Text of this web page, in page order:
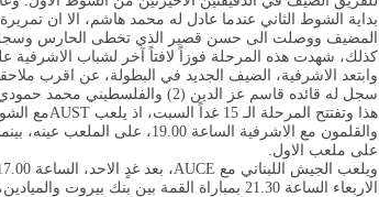
بداية الشوط الثاني عندما عادل له محمد هاشم، الا ان
المضيف ووصلت الى حسن قصير الذي تخطى الحارس وسجل
كذلك، شهدت هذه المرحلة فوزاً لافتاً آخر لشباب الاشرفية على الشويفات 5-
وابتعد الاشرفية، الضيف الجديد في البطولة، عن اقرب
سجل له قائده قاسم عز الدين (2) والفلسطيني محمد حمودي "أوسكي" (2) وابراهيم ديب.
هذا وتفتتح المرحلة الـ 15 غداً السبت، اذ يلعب
AUST
والقلمون مع الاشرفية الساعة 19.00، على الملعب عينه، بينما يلتقي
على ملعب الاول.
ويلعب الجيش اللبناني مع AUCE
الاربعاء الساعة 21.30 بمباراة القمة بين بنك بيروت والميادين، على الملعب عينه.